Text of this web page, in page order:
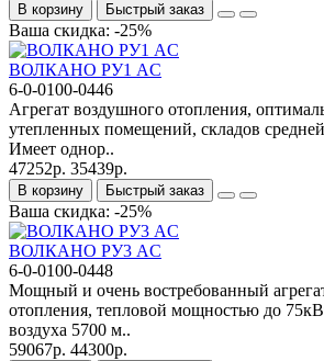
В корзину Быстрый заказ
Ваша скидка: -25%
ВОЛКАНО РУ1 AC
6-0-0100-0446
Агрегат воздушного отопления,
утепленных помещений, складов
Имеет однор..
47252р. 35439р.
В корзину Быстрый заказ
Ваша скидка: -25%
ВОЛКАНО РУ3 AC
6-0-0100-0448
Мощный и очень востребованный
отопления, тепловой мощностью до
воздуха 5700 м..
59067р. 44300р.